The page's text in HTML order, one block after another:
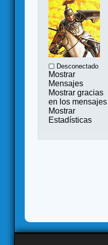
Desconectado
Mostrar
Mensajes
Mostrar gracias
en los mensajes
Mostrar
Estadísticas